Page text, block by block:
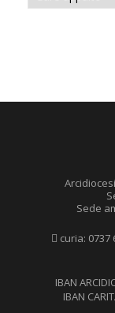
Sede
curia: 0737
IBAN
IBAN